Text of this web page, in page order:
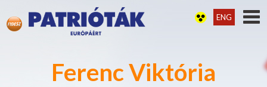
Ferenc Viktória
ENG